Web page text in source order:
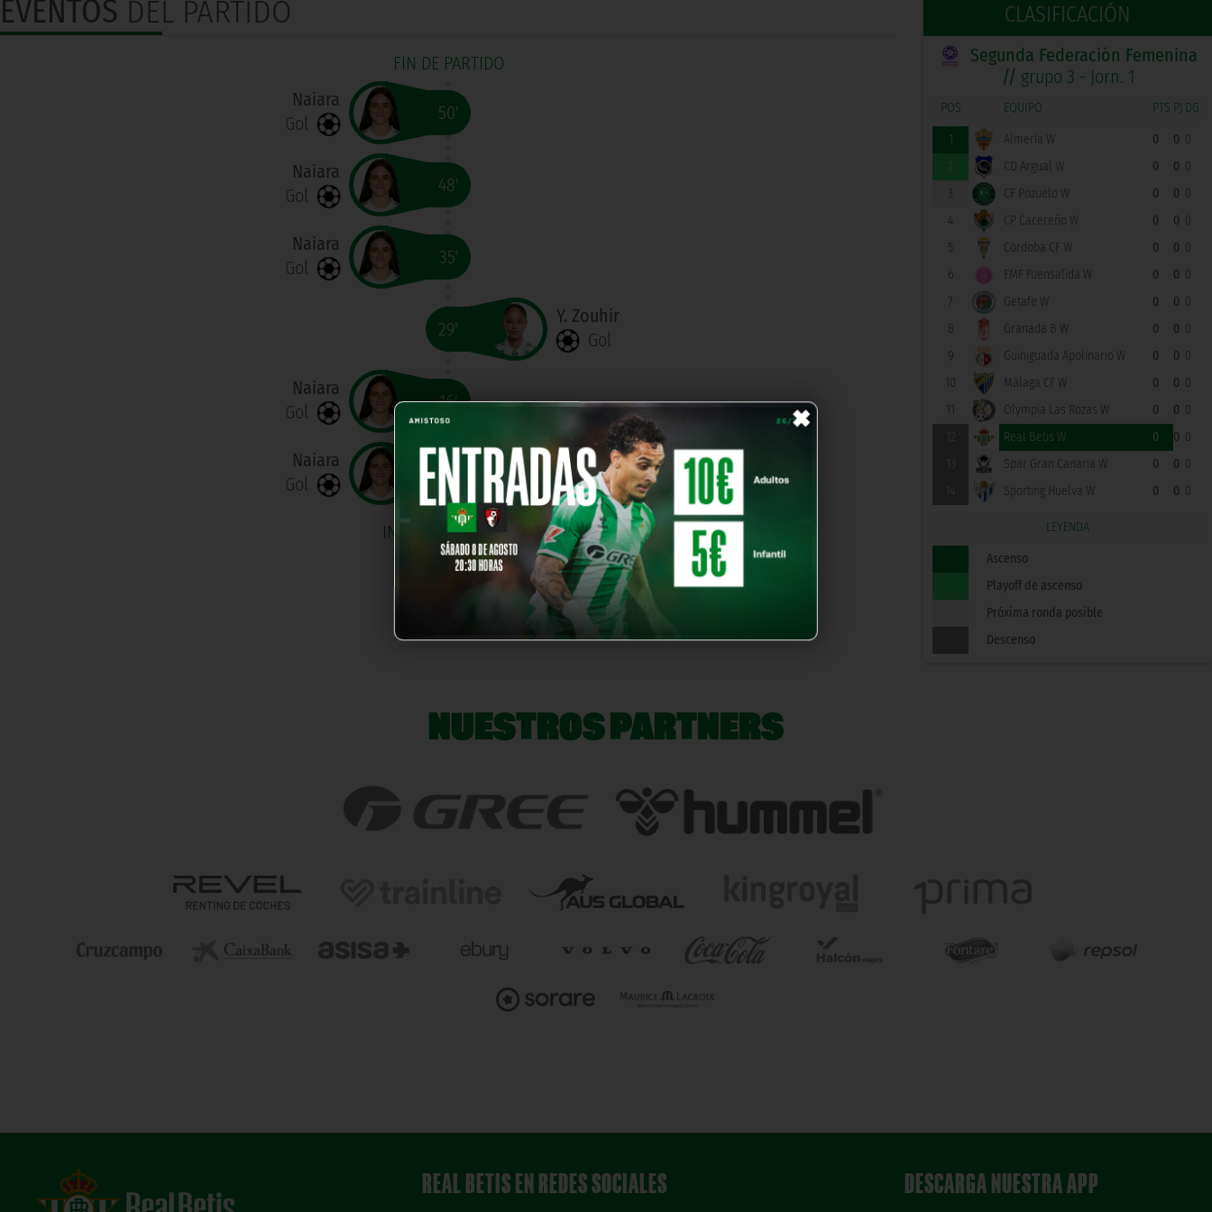
×
CLASIFICACIÓN
Segunda Federación Femenina
// grupo 3 - Jorn. 1
POS EQUIPO PTS PJ DG
1 Almería W 0 0 0
2
CD Argual W 0 0 0
3
CF Pozuelo W 0 0 0
4
CP Cacereño W 0 0 0
5
Córdoba CF W 0 0 0
6
EMF Fuensalida W 0 0 0
7
Getafe W 0 0 0
8
Granada B W 0 0 0
9
Guiniguada Apolinario W 0 0 0
10
Málaga CF W 0 0 0
11
Olympia Las Rozas W 0 0 0
Real Betis W 0 0 0
Spar Gran Canaria W 0 0 0
Sporting Huelva W 0 0 0
LEYENDA
Ascenso
Playoff de ascenso
Próxima ronda posible
Descenso
EVENTOS DEL PARTIDO
FIN DE PARTIDO
50'
Naiara
Gol
48'
Naiara
Gol
35'
Naiara
Gol
29'
Y. Zouhir
Gol
16'
Naiara
Gol
8'
Naiara
Gol
INICIO DE PARTIDO
NUESTROS PARTNERS
REAL BETIS EN REDES SOCIALES DESCARGA NUESTRA APP